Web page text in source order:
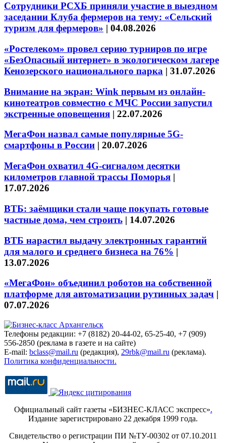
Сотрудники РСХБ приняли участие в выездном
заседании Клуба фермеров на тему: «Сельский
туризм для фермеров» | 04.08.2026
«Ростелеком» провел серию турниров по игре
«БезОпасный интернет» в экологическом лагере
Кенозерского национального парка | 31.07.2026
Внимание на экран: Wink первым из онлайн-
кинотеатров совместно с МЧС России запустил
экстренные оповещения | 22.07.2026
МегаФон назвал самые популярные 5G-
смартфоны в России | 20.07.2026
МегаФон охватил 4G-сигналом десятки
километров главной трассы Поморья |
17.07.2026
ВТБ: заёмщики стали чаще покупать готовые
частные дома, чем строить | 14.07.2026
ВТБ нарастил выдачу электронных гарантий
для малого и среднего бизнеса на 76% |
13.07.2026
«МегаФон» объединил роботов на собственной
платформе для автоматизации рутинных задач |
07.07.2026
Телефоны редакции: +7 (8182) 20-44-02, 65-25-40, +7 (909)
556-2850 (реклама в газете и на сайте)
E-mail: bclass@mail.ru (редакция), 29rbk@mail.ru (реклама).
Политика конфиденциальности.
Официальный сайт газеты «БИЗНЕС-КЛАСС экспресс».
Издание зарегистрировано 22 декабря 1999 года.
Свидетельство о регистрации ПИ №ТУ-00302 от 07.10.2011